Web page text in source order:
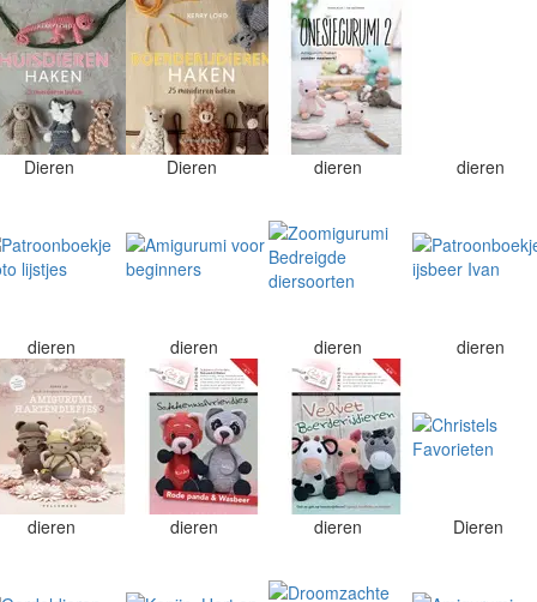
Dieren Dieren dieren dieren
dieren dieren dieren dieren
dieren dieren dieren Dieren